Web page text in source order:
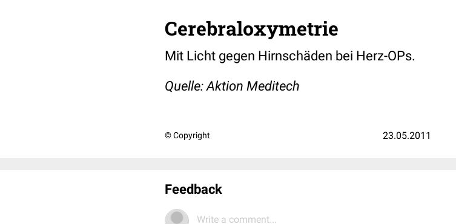
Cerebraloxymetrie
Mit Licht gegen Hirnschäden bei Herz-OPs.
Quelle:Aktion Meditech
© Copyright 23.05.2011
Feedback
Write a comment...